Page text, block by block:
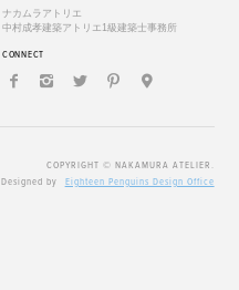
ナカムラアトリエ
中村成孝建築アトリエ1級建築士事務所
CONNECT
COPYRIGHT © NAKAMURA ATELIER.
Designed by
Eighteen Penguins Design Office